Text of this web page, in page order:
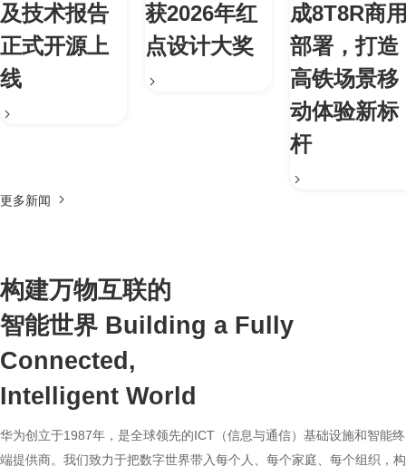
及技术报告
正式开源上
线
获2026年红
点设计大奖
成8T8R商
部署，打造
高铁场景移
动体验新标
杆
更多新闻
构建万物互联的
智能世界 Building a Fully
Connected,
Intelligent World
华为创立于1987年，是全球领先的ICT（信息与通信）基础设施和智能终
端提供商。我们致力于把数字世界带入每个人、每个家庭、每个组织，构